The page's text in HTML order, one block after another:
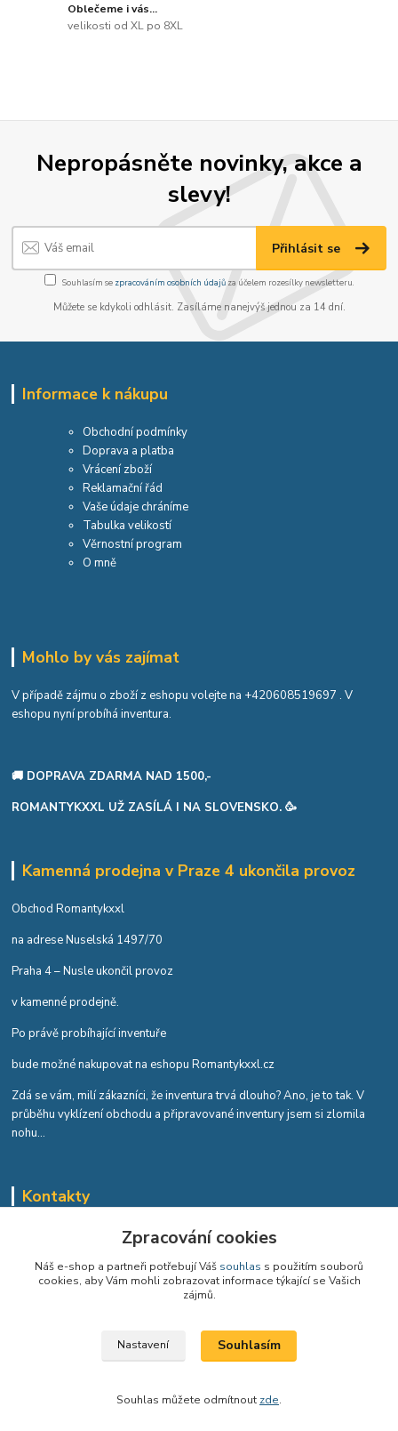
Oblečeme i vás...
velikosti od XL po 8XL
Nepropásněte novinky, akce a
slevy!
Přihlásit se
Souhlasím se zpracováním osobních údajůza účelem rozesílky newsletteru.
Můžete se kdykoli odhlásit. Zasíláme nanejvýš jednou za 14 dní.
Informace k nákupu
Obchodní podmínky
Doprava a platba
Vrácení zboží
Reklamační řád
Vaše údaje chráníme
Tabulka velikostí
Věrnostní program
O mně
Mohlo by vás zajímat
V případě zájmu o zboží z eshopu volejte na +420608519697 . V
eshopu nyní probíhá inventura.
🚚 DOPRAVA ZDARMA NAD 1500,-
ROMANTYKXXL UŽ ZASÍLÁ I NA SLOVENSKO. 🥳
Kamenná prodejna v Praze 4 ukončila provoz
Obchod Romantykxxl
na adrese Nuselská 1497/70
Praha 4 – Nusle ukončil provoz
v kamenné prodejně.
Po právě probíhající inventuře
bude možné nakupovat na eshopu Romantykxxl.cz
Zdá se vám, milí zákazníci, že inventura trvá dlouho? Ano, je to tak. V
průběhu vyklízení obchodu a připravované inventury jsem si zlomila
nohu...
Kontakty
Romana Tykvová
+420 608 519 697
info@romantykxxl.cz
Zpracování cookies
Náš e-shop a partneři potřebují Váš souhlas s použitím souborů
cookies, aby Vám mohli zobrazovat informace týkající se Vašich
zájmů.
Nastavení Souhlasím
Souhlas můžete odmítnout zde.